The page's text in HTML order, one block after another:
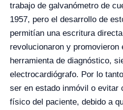
trabajo de galvanómetro de
1957, pero el desarrollo de
permitían una escritura
revolucionaron y promovieron
herramienta de diagnóstico,
electrocardiógrafo. Por lo
ser en estado inmóvil o evitar
físico del paciente, debido a